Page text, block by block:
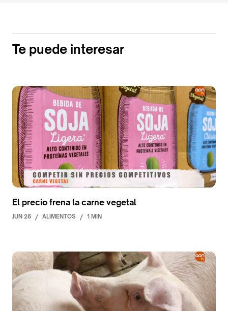
Te puede interesar
El precio frena la carne vegetal
JUN 26 / ALIMENTOS / 1 MIN